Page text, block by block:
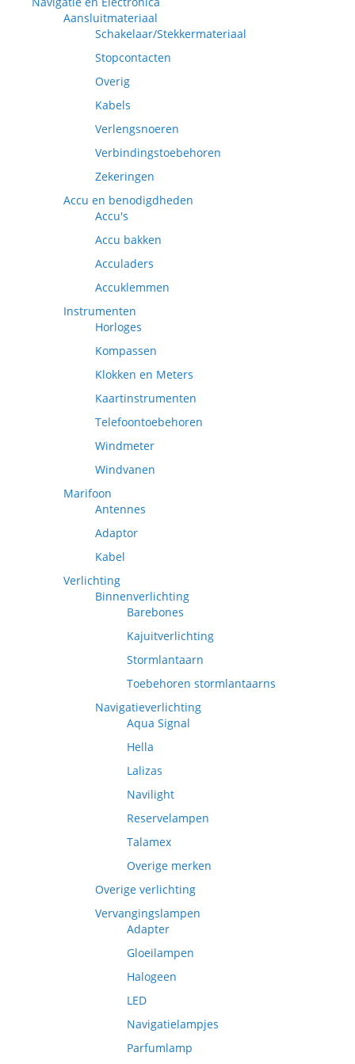
Aansluitmateriaal
Schakelaar/Stekkermateriaal
Stopcontacten
Overig
Kabels
Verlengsnoeren
Verbindingstoebehoren
Zekeringen
Accu en benodigdheden
Accu's
Accu bakken
Acculaders
Accuklemmen
Instrumenten
Horloges
Kompassen
Klokken en Meters
Kaartinstrumenten
Telefoontoebehoren
Windmeter
Windvanen
Marifoon
Antennes
Adaptor
Kabel
Verlichting
Binnenverlichting
Barebones
Kajuitverlichting
Stormlantaarn
Toebehoren stormlantaarns
Navigatieverlichting
Aqua Signal
Hella
Lalizas
Navilight
Reservelampen
Talamex
Overige merken
Overige verlichting
Vervangingslampen
Adapter
Gloeilampen
Halogeen
LED
Navigatielampjes
Parfumlamp